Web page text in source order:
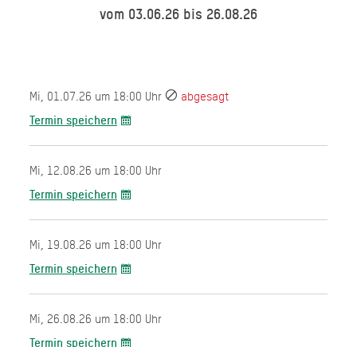
vom 03.06.26 bis 26.08.26
Mi, 01.07.26 um 18:00 Uhr
abgesagt
Termin speichern
Mi, 12.08.26 um 18:00 Uhr
Termin speichern
Mi, 19.08.26 um 18:00 Uhr
Termin speichern
Mi, 26.08.26 um 18:00 Uhr
Termin speichern